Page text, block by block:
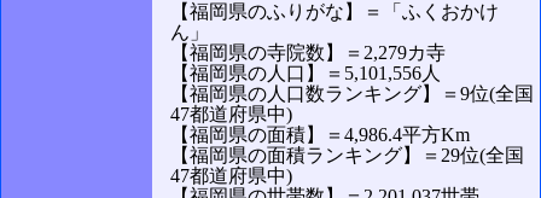
【福岡県のふりがな】＝「ふくおかけ
ん」
【福岡県の寺院数】＝2,279カ寺
【福岡県の人口】＝5,101,556人
【福岡県の人口数ランキング】＝9位(全国
47都道府県中)
【福岡県の面積】＝4,986.4平方Km
【福岡県の面積ランキング】＝29位(全国
47都道府県中)